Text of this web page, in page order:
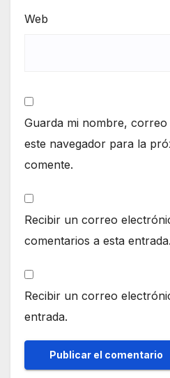
Web
Guarda mi nombre,
este navegador para la
comente.
Recibir un correo
comentarios a esta entrada.
Recibir un correo
entrada.